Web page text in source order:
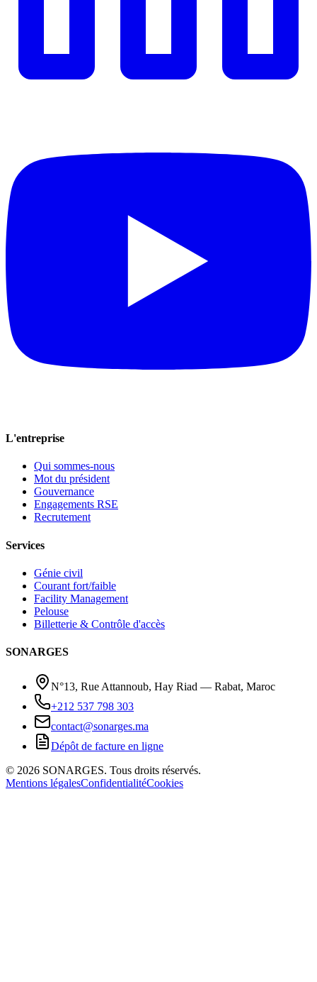
L'entreprise
Qui sommes-nous
Mot du président
Gouvernance
Engagements RSE
Recrutement
Services
Génie civil
Courant fort/faible
Facility Management
Pelouse
Billetterie & Contrôle d'accès
SONARGES
N°13, Rue Attannoub, Hay Riad — Rabat, Maroc
+212 537 798 303
contact@sonarges.ma
Dépôt de facture en ligne
© 2026 SONARGES. Tous droits réservés.
Mentions légalesConfidentialitéCookies